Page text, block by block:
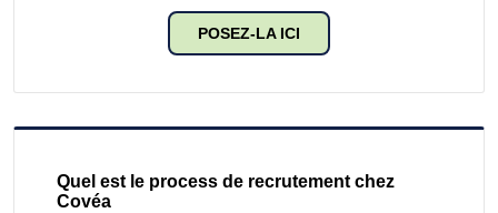
POSEZ-LA ICI
Quel est le process de recrutement chez
Covéa